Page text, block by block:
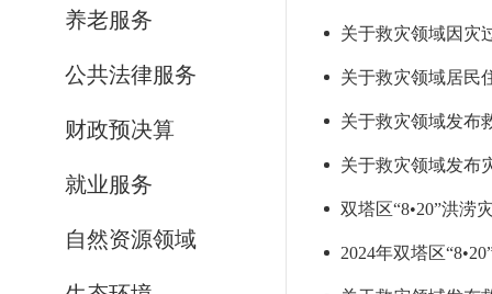
养老服务
公共法律服务
财政预决算
就业服务
自然资源领域
关于救灾领域因灾
关于救灾领域居民
关于救灾领域发布
关于救灾领域发布
双塔区“8•20”洪涝
2024年双塔区